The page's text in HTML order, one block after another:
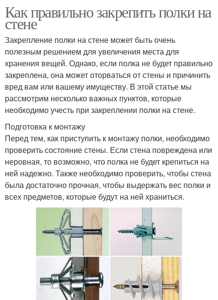
Как правильно закрепить полки на
стене
Закрепление полки на стене может быть очень
полезным решением для увеличения места для
хранения вещей. Однако, если полка не будет правильно
закреплена, она может оторваться от стены и причинить
вред вам или вашему имуществу. В этой статье мы
рассмотрим несколько важных пунктов, которые
необходимо учесть при закреплении полки на стене.
Подготовка к монтажу
Перед тем, как приступить к монтажу полки, необходимо
проверить состояние стены. Если стена повреждена или
неровная, то возможно, что полка не будет крепиться на
ней надежно. Также необходимо проверить, чтобы стена
была достаточно прочная, чтобы выдержать вес полки и
всех предметов, которые будут на ней храниться.